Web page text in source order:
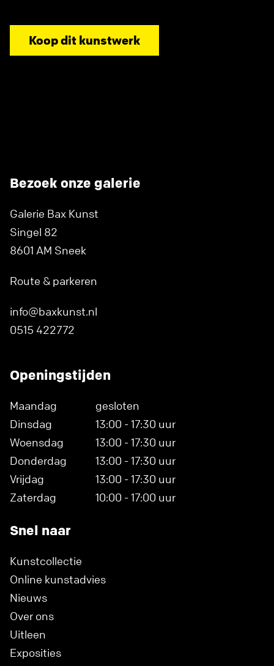
Koop dit kunstwerk
Bezoek onze galerie
Galerie Bax Kunst
Singel 82
8601 AM Sneek
Route & parkeren
info@baxkunst.nl
0515 422772
Openingstijden
Maandag
gesloten
Dinsdag
13:00 - 17:30 uur
Woensdag
13:00 - 17:30 uur
Donderdag
13:00 - 17:30 uur
Vrijdag
13:00 - 17:30 uur
Zaterdag
10:00 - 17:00 uur
Snel naar
Kunstcollectie
Online kunstadvies
Nieuws
Over ons
Uitleen
Exposities